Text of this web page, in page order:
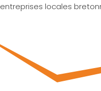
entreprises locales